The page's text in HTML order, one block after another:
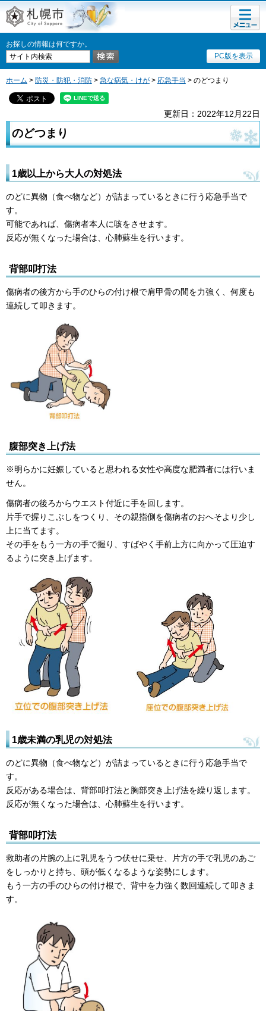
札幌市
お探しの情報は何ですか。
PC版を表示
メニュ
ー
ホーム > 防災・防犯・消防 > 急な病気・けが > 応急手当 > のどつまり
更新日：2022年12月22日
のどつまり
1歳以上から大人の対処法
のどに異物（食べ物など）が詰まっているときに行う応急手当で
す。
可能であれば、傷病者本人に咳をさせます。
反応が無くなった場合は、心肺蘇生を行います。
背部叩打法
傷病者の後方から手のひらの付け根で肩甲骨の間を力強く、何度も
連続して叩きます。
腹部突き上げ法
※明らかに妊娠していると思われる女性や高度な肥満者には行いま
せん。
傷病者の後ろからウエスト付近に手を回します。
片手で握りこぶしをつくり、その親指側を傷病者のおへそより少し
上に当てます。
その手をもう一方の手で握り、すばやく手前上方に向かって圧迫す
るように突き上げます。
1歳未満の乳児の対処法
のどに異物（食べ物など）が詰まっているときに行う応急手当で
す。
反応がある場合は、背部叩打法と胸部突き上げ法を繰り返します。
反応が無くなった場合は、心肺蘇生を行います。
背部叩打法
救助者の片腕の上に乳児をうつ伏せに乗せ、片方の手で乳児のあご
をしっかりと持ち、頭が低くなるような姿勢にします。
もう一方の手のひらの付け根で、背中を力強く数回連続して叩きま
す。